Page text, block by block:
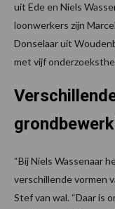
uit Ede en Niels
loonwerkers zijn
Donselaar uit
met vijf
“Bij Niels Wassenaar
verschillende vormen
Stef van wal. “Daar is